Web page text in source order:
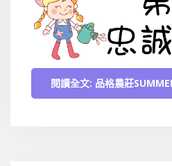
閱讀全文: 品格農莊